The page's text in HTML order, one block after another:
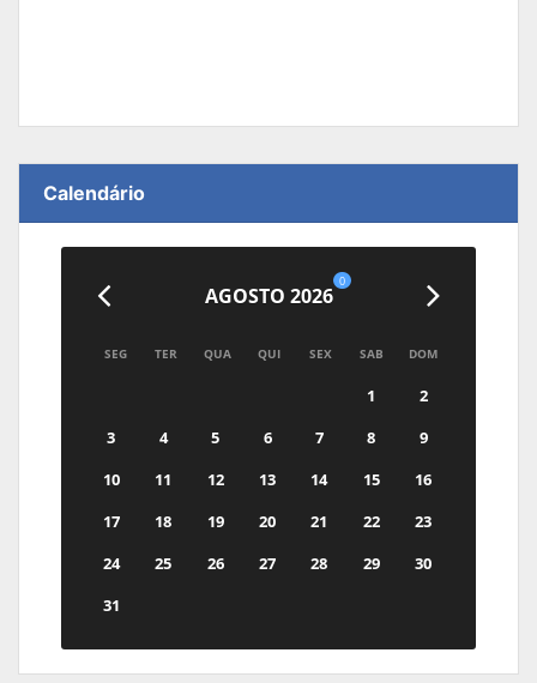
Calendário
AGOSTO 2026
0
SEG TER QUA QUI SEX SAB DOM
1
2
3
4 5 6 7 8
9
10
11 12 13 14 15
16
17
18 19 20 21 22
23
24
25 26 27 28 29
30
31